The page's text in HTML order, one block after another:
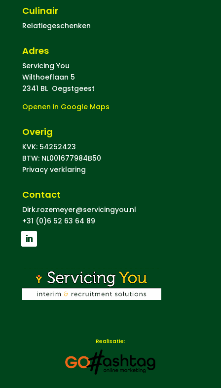
Culinair
Relatiegeschenken
Adres
Servicing You
Wilthoeflaan 5
2341 BL Oegstgeest
Openen in Google Maps
Overig
KVK: 54252423
BTW: NL001677984B50
Privacy verklaring
Contact
Dirk.rozemeyer@servicingyou.nl
+31 (0)6 52 63 64 89
Realisatie: